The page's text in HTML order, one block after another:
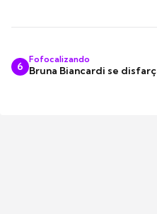
6
Fofocalizando
Bruna Biancardi se